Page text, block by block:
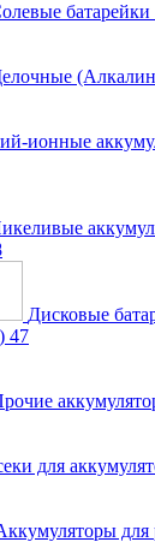
батарейки
ионные
Дисковые
47
для
для